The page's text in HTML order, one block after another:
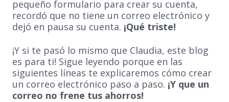
pequeño formulario para crear su cuenta,
recordó que no tiene un correo electrónico y
dejó en pausa su cuenta. ¡Qué triste!
¡Y si te pasó lo mismo que Claudia, este blog
es para ti! Sigue leyendo porque en las
siguientes líneas te explicaremos cómo crear
un correo electrónico paso a paso. ¡Y que un
correo no frene tus ahorros!